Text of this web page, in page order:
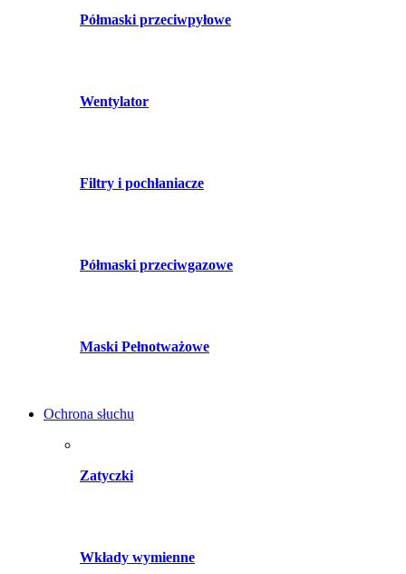
Półmaski przeciwpyłowe
Wentylator
Filtry i pochłaniacze
Półmaski przeciwgazowe
Maski Pełnotważowe
Ochrona słuchu
Zatyczki
Wkłady wymienne